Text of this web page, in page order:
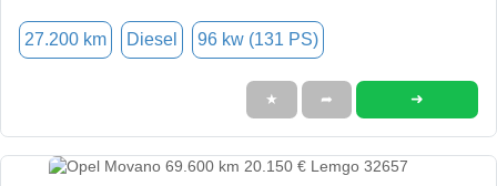
27.200 km Diesel 96 kw (131 PS)
★ ➦ ➜